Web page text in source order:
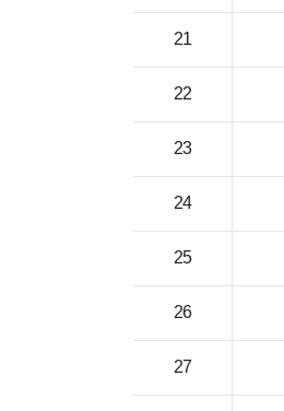
21
22
23
24
25
26
27